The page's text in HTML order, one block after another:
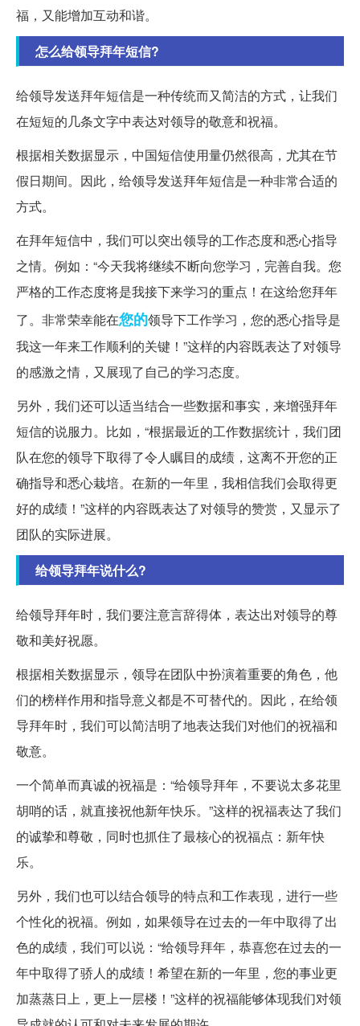
福，又能增加互动和谐。
怎么给领导拜年短信?
给领导发送拜年短信是一种传统而又简洁的方式，让我们
在短短的几条文字中表达对领导的敬意和祝福。
根据相关数据显示，中国短信使用量仍然很高，尤其在节
假日期间。因此，给领导发送拜年短信是一种非常合适的
方式。
在拜年短信中，我们可以突出领导的工作态度和悉心指导
之情。例如：“今天我将继续不断向您学习，完善自我。您
严格的工作态度将是我接下来学习的重点！在这给您拜年
了。非常荣幸能在您的领导下工作学习，您的悉心指导是
我这一年来工作顺利的关键！”这样的内容既表达了对领导
的感激之情，又展现了自己的学习态度。
另外，我们还可以适当结合一些数据和事实，来增强拜年
短信的说服力。比如，“根据最近的工作数据统计，我们团
队在您的领导下取得了令人瞩目的成绩，这离不开您的正
确指导和悉心栽培。在新的一年里，我相信我们会取得更
好的成绩！”这样的内容既表达了对领导的赞赏，又显示了
团队的实际进展。
给领导拜年说什么?
给领导拜年时，我们要注意言辞得体，表达出对领导的尊
敬和美好祝愿。
根据相关数据显示，领导在团队中扮演着重要的角色，他
们的榜样作用和指导意义都是不可替代的。因此，在给领
导拜年时，我们可以简洁明了地表达我们对他们的祝福和
敬意。
一个简单而真诚的祝福是：“给领导拜年，不要说太多花里
胡哨的话，就直接祝他新年快乐。”这样的祝福表达了我们
的诚挚和尊敬，同时也抓住了最核心的祝福点：新年快
乐。
另外，我们也可以结合领导的特点和工作表现，进行一些
个性化的祝福。例如，如果领导在过去的一年中取得了出
色的成绩，我们可以说：“给领导拜年，恭喜您在过去的一
年中取得了骄人的成绩！希望在新的一年里，您的事业更
加蒸蒸日上，更上一层楼！”这样的祝福能够体现我们对领